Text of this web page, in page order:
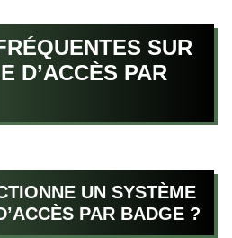
SUR
D’ACCÈS PAR
UN SYSTÈME
PAR BADGE ?